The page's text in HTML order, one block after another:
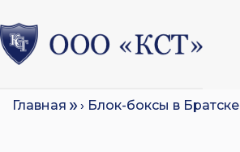
Главная › Блок-боксы в Братске